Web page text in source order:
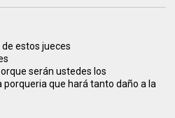
estos jueces
serán ustedes los
porqueria que hará tanto daño a la